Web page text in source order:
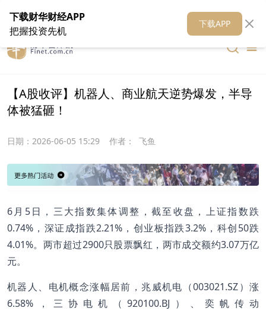
在线客服 关于我们 财华媒体矩阵 财华智库
【A股收评】机器人、商业航天逆势爆发，半导
体被猛砸！
日期： 2026-06-05 15:29 作者： 飞鱼
6月5日，三大指数集体调整，截至收盘，上证指数跌
0.74%，深证成指跌2.21%，创业板指跌3.2%，科创50跌
4.01%。两市超过2900只股票飘红，两市成交额约3.07万亿
元。
机器人、电机概念涨幅居前，兆威机电（003021.SZ）涨
6.58%，三协电机（920100.BJ）、奕帆传动
下载财华财经APP
把握投资先机
下载APP